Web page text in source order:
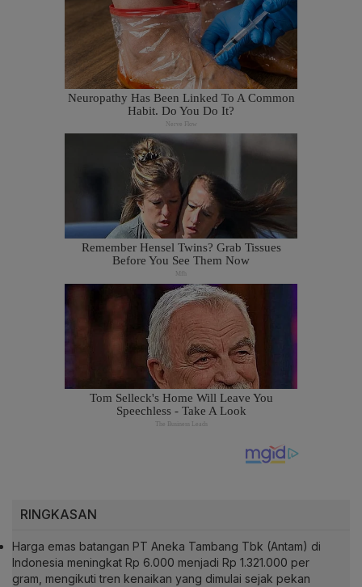
RINGKASAN
Harga emas batangan PT Aneka Tambang Tbk (Antam) di
Indonesia meningkat Rp 6.000 menjadi Rp 1.321.000 per
gram, mengikuti tren kenaikan yang dimulai sejak pekan